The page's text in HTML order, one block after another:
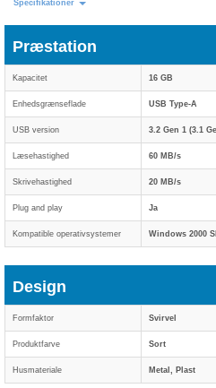
Specifikationer
Præstation
Kapacitet 16 GB
Enhedsgrænseflade USB Type-A
USB version 3.2 Gen 1 (3.1
Læsehastighed 60 MB/s
Skrivehastighed 20 MB/s
Plug and play Ja
Kompatible operativsystemer Windows 2000
Design
Formfaktor Svirvel
Produktfarve Sort
Husmateriale Metal, Plast